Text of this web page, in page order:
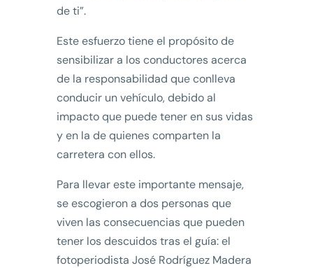
de ti”.
Este esfuerzo tiene el propósito de
sensibilizar a los conductores acerca
de la responsabilidad que conlleva
conducir un vehículo, debido al
impacto que puede tener en sus vidas
y en la de quienes comparten la
carretera con ellos.
Para llevar este importante mensaje,
se escogieron a dos personas que
viven las consecuencias que pueden
tener los descuidos tras el guía: el
fotoperiodista José Rodríguez Madera